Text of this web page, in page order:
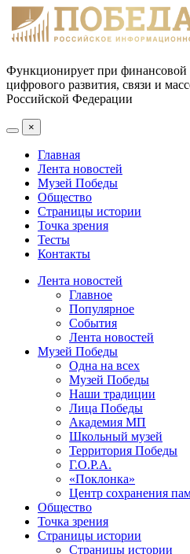
Функционирует при финансовой
цифрового развития, связи и
Российской Федерации
×
Главная
Лента новостей
Музей Победы
Общество
Страницы истории
Точка зрения
Тесты
Контакты
Лента новостей
Главное
Популярное
События
Лента новостей
Музей Победы
Одна на всех
Музей Победы
Наши традиции
Лица Победы
Академия МП
Школьный музей
Территория Победы
Г.О.Р.А.
«Поклонка»
Центр сохранения
Общество
Точка зрения
Страницы истории
Страницы истории